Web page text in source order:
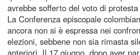
avrebbe sofferto del voto di
La Conferenza episcopale
ancora non si è espressa nei
elezioni, sebbene non sia rimasta
anteriori. Il 17 giugno, dopo aver